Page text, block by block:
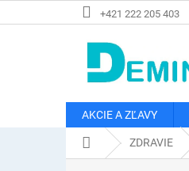
na
+421 222 205 403
AKCIE A ZĽAVY
DomovZDRAVIE